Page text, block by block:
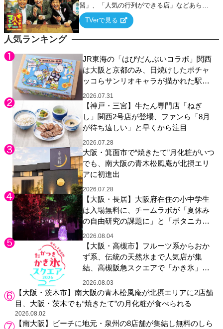
人気ランキング
JR東海の「はぴだんぶいコラボ」関西
は大阪と京都のみ、日焼けしたポチャ
ッコらサンリオキャラが描かれた駅弁
やグッズが登場
2026.07.31
【神戸・三宮】牛たん専門店「ねぎ
し」関西2号店が登場、ファンら「8月
が待ち遠しい」と早くから注目
2026.07.28
大阪・箕面市で“焼きたて”月化粧がいつ
でも、南大阪の青木松風庵が北摂エリ
アに初進出
2026.07.28
【大阪・長居】大阪府在住の小中学生
は入場無料に、チームラボが「夏休み
の自由研究の課題に」と「ボタニカル
ガーデン 大阪」へ招待
2026.08.04
【大阪・高槻市】フルーツ系からおか
ず系、伝統の天然氷まで人気店が集
結、高槻阪急スクエアで「かき氷」祭
り
2026.08.03
【大阪・茨木市】南大阪の青木松風庵が北摂エリアに2店舗
目、大阪・茨木でも“焼きたて”の月化粧が食べられる
2026.08.02
【南大阪】ビーチに地元・泉州の8店舗が集結し無料のしら
習」、「人気の行列ができる店」などあらゆ
るテーマについて好き放題にちゃちゃを入れ
ていく関西色を前面に押し出したトークバラ
TVerで見る